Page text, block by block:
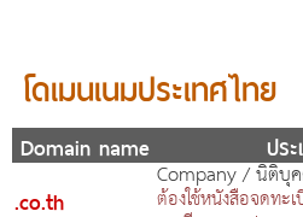
โดเมนเนมประเทศไทย
Domain name
ปร
.co.th
Company / นิติบุ
ต้องใช้หนังสือจดทะ